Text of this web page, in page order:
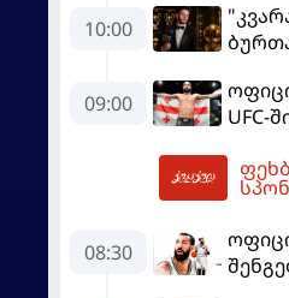
10:00
09:00
UFC-
08:30